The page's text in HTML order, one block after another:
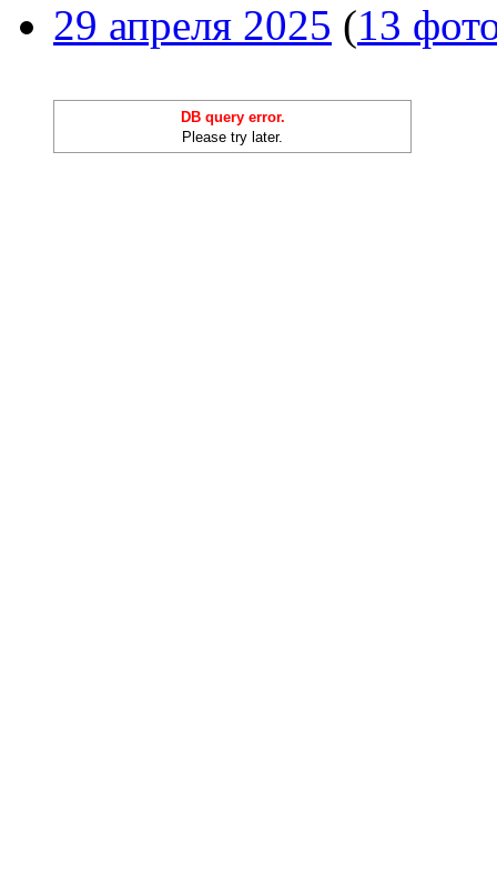
29 апреля 2025 (13
DB query error.
Please try later.